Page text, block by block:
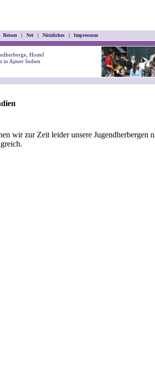
Reisen | Net | Nützliches | Impressum
Hostel
in Ajmer Indien
wir zur Zeit leider unsere Jugendherbergen